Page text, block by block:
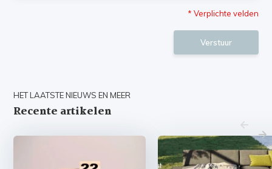
* Verplichte velden
Verstuur
HET LAATSTE NIEUWS EN MEER
Recente artikelen